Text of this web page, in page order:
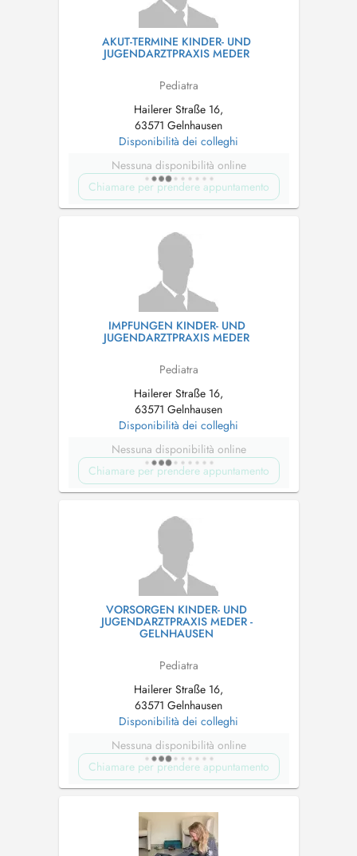
AKUT-TERMINE KINDER- UND
JUGENDARZTPRAXIS MEDER
Pediatra
Hailerer Straße 16,
63571 Gelnhausen
Disponibilità dei colleghi
Nessuna disponibilità online
Chiamare per prendere appuntamento
IMPFUNGEN KINDER- UND
JUGENDARZTPRAXIS MEDER
Pediatra
Hailerer Straße 16,
63571 Gelnhausen
Disponibilità dei colleghi
Nessuna disponibilità online
Chiamare per prendere appuntamento
VORSORGEN KINDER- UND
JUGENDARZTPRAXIS MEDER -
GELNHAUSEN
Pediatra
Hailerer Straße 16,
63571 Gelnhausen
Disponibilità dei colleghi
Nessuna disponibilità online
Chiamare per prendere appuntamento